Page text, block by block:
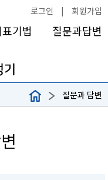
로그인 | 회원가입
기법 질문과답변
질문과 답변